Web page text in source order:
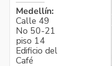
Medellín:
Calle 49
No 50-21
piso 14
Edificio del
Café